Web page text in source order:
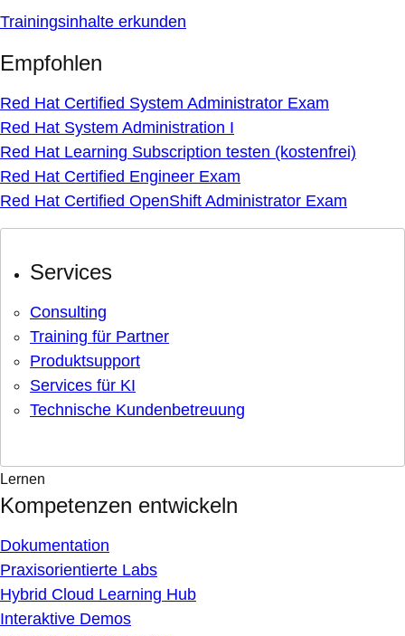
Trainingsinhalte erkunden
Empfohlen
Red Hat Certified System Administrator Exam
Red Hat System Administration I
Red Hat Learning Subscription testen (kostenfrei)
Red Hat Certified Engineer Exam
Red Hat Certified OpenShift Administrator Exam
Services
Consulting
Training für Partner
Produktsupport
Services für KI
Technische Kundenbetreuung
Lernen
Kompetenzen entwickeln
Dokumentation
Praxisorientierte Labs
Hybrid Cloud Learning Hub
Interaktive Demos